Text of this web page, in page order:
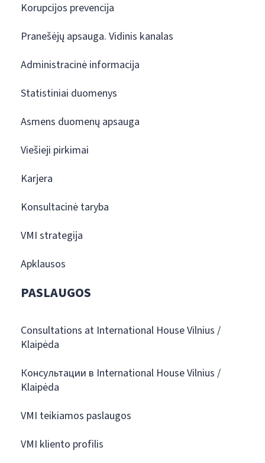
Korupcijos prevencija
Pranešėjų apsauga. Vidinis kanalas
Administracinė informacija
Statistiniai duomenys
Asmens duomenų apsauga
Viešieji pirkimai
Karjera
Konsultacinė taryba
VMI strategija
Apklausos
PASLAUGOS
Consultations at International House Vilnius /
Klaipėda
Консультации в International House Vilnius /
Klaipėda
VMI teikiamos paslaugos
VMI kliento profilis